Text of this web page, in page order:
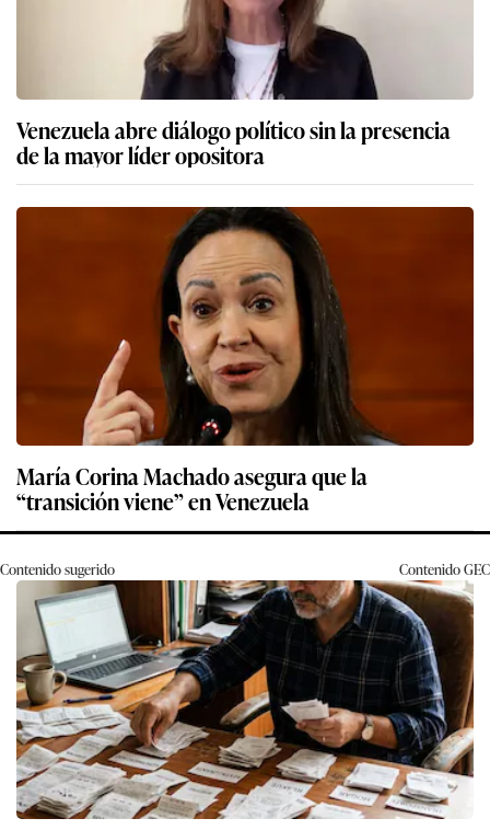
Venezuela abre diálogo político sin la presencia
de la mayor líder opositora
María Corina Machado asegura que la
“transición viene” en Venezuela
Contenido sugerido ContenidoGEC